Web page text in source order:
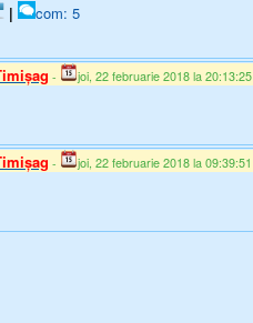
| com: 5
- joi, 22 februarie 2018 la 20:13:25
- joi, 22 februarie 2018 la 09:39:51